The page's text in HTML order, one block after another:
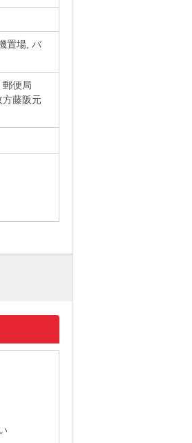
置場, バ
便局
方藤阪元